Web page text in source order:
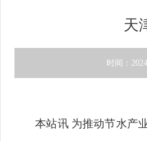
天
时间：
本站讯 为推动节水产